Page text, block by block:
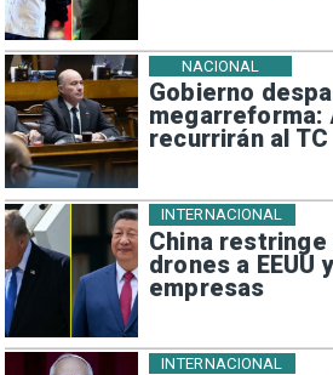
Gobierno
megarreforma:
recurrirán al TC
NACIONAL
China
drones a EEUU
empresas
INTERNACIONAL
INTERNACIONAL